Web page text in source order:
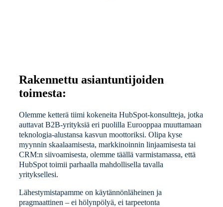
Rakennettu asiantuntijoiden
toimesta:
Olemme ketterä tiimi kokeneita HubSpot-konsultteja, jotka
auttavat B2B-yrityksiä eri puolilla Eurooppaa muuttamaan
teknologia-alustansa kasvun moottoriksi. Olipa kyse
myynnin skaalaamisesta, markkinoinnin linjaamisesta tai
CRM:n siivoamisesta, olemme täällä varmistamassa, että
HubSpot toimii parhaalla mahdollisella tavalla
yrityksellesi.
Lähestymistapamme on käytännönläheinen ja
pragmaattinen – ei hölynpölyä, ei tarpeetonta